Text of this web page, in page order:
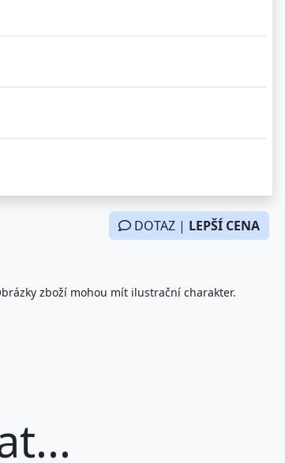
DOTAZ | LEPŠÍ CENA
zboží mohou mít ilustrační charakter.